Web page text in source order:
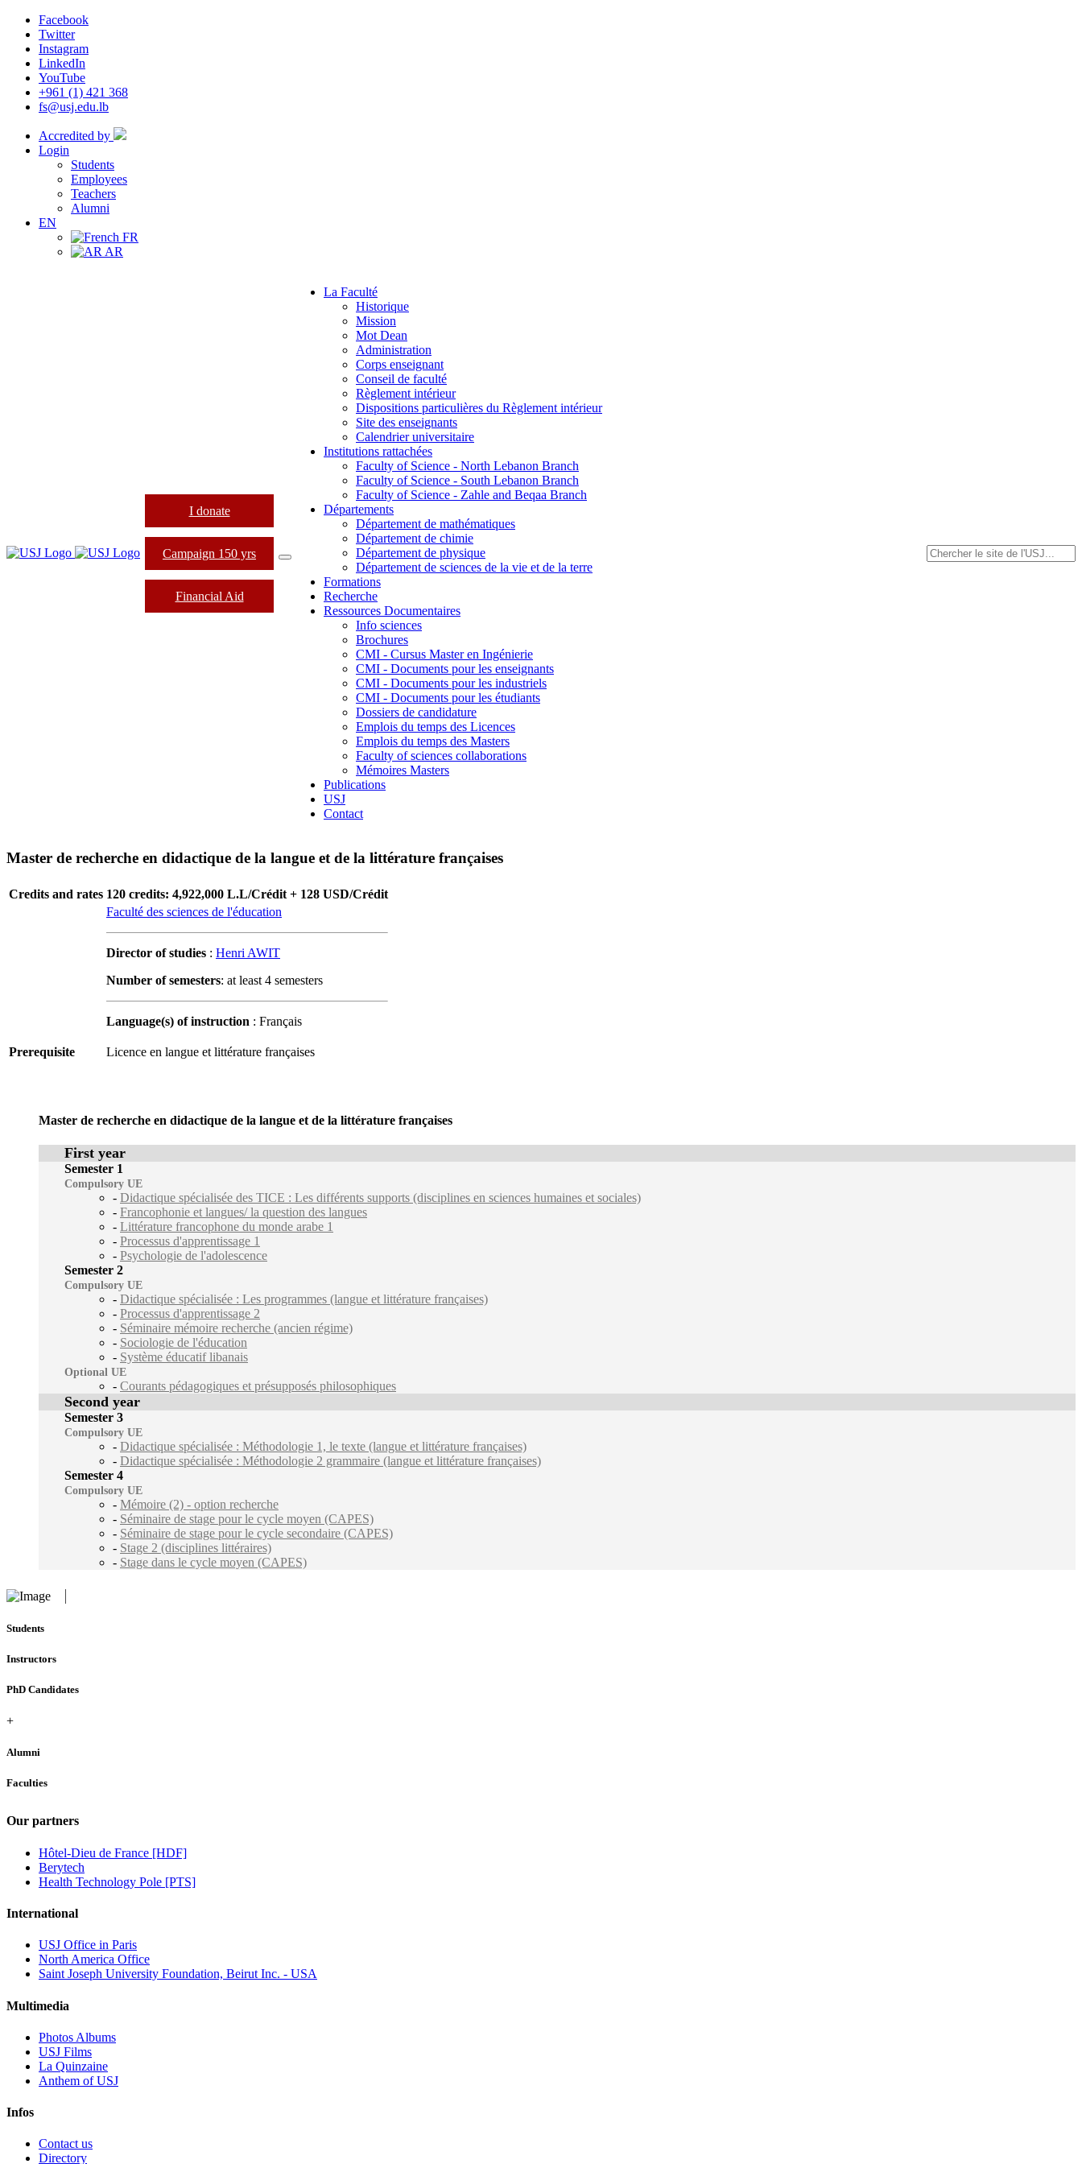
Facebook
Twitter
Instagram
LinkedIn
YouTube
+961 (1) 421 368
fs@usj.edu.lb
Accredited by
Login
Students
Employees
Teachers
Alumni
EN
FR
AR
I donate
Campaign 150 yrs
Financial Aid
La Faculté
Historique
Mission
Mot Dean
Administration
Corps enseignant
Conseil de faculté
Règlement intérieur
Dispositions particulières du Règlement intérieur
Site des enseignants
Calendrier universitaire
Institutions rattachées
Faculty of Science - North Lebanon Branch
Faculty of Science - South Lebanon Branch
Faculty of Science - Zahle and Beqaa Branch
Départements
Département de mathématiques
Département de chimie
Département de physique
Département de sciences de la vie et de la terre
Formations
Recherche
Ressources Documentaires
Info sciences
Brochures
CMI - Cursus Master en Ingénierie
CMI - Documents pour les enseignants
CMI - Documents pour les industriels
CMI - Documents pour les étudiants
Dossiers de candidature
Emplois du temps des Licences
Emplois du temps des Masters
Faculty of sciences collaborations
Mémoires Masters
Publications
USJ
Contact
Master de recherche en didactique de la langue et de la littérature françaises
Credits and rates 120 credits: 4,922,000 L.L/Crédit + 128 USD/Crédit
Faculté des sciences de l'éducation
Director of studies : Henri AWIT
Number of semesters: at least 4 semesters
Language(s) of instruction : Français
Prerequisite Licence en langue et littérature françaises
Master de recherche en didactique de la langue et de la littérature françaises
First year
Semester 1
Compulsory UE
- Didactique spécialisée des TICE : Les différents supports (disciplines en sciences humaines et sociales)
- Francophonie et langues/ la question des langues
- Littérature francophone du monde arabe 1
- Processus d'apprentissage 1
- Psychologie de l'adolescence
Semester 2
Compulsory UE
- Didactique spécialisée : Les programmes (langue et littérature françaises)
- Processus d'apprentissage 2
- Séminaire mémoire recherche (ancien régime)
- Sociologie de l'éducation
- Système éducatif libanais
Optional UE
- Courants pédagogiques et présupposés philosophiques
Second year
Semester 3
Compulsory UE
- Didactique spécialisée : Méthodologie 1, le texte (langue et littérature françaises)
- Didactique spécialisée : Méthodologie 2 grammaire (langue et littérature françaises)
Semester 4
Compulsory UE
- Mémoire (2) - option recherche
- Séminaire de stage pour le cycle moyen (CAPES)
- Séminaire de stage pour le cycle secondaire (CAPES)
- Stage 2 (disciplines littéraires)
- Stage dans le cycle moyen (CAPES)
Students
Instructors
PhD Candidates
+
Alumni
Faculties
Our partners
Hôtel-Dieu de France [HDF]
Berytech
Health Technology Pole [PTS]
International
USJ Office in Paris
North America Office
Saint Joseph University Foundation, Beirut Inc. - USA
Multimedia
Photos Albums
USJ Films
La Quinzaine
Anthem of USJ
Infos
Contact us
Directory